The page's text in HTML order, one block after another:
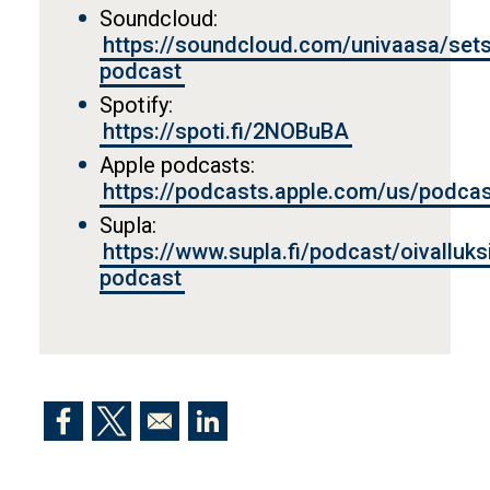
Soundcloud:
https://soundcloud.com/univaasa/
podcast
Spotify:
https://spoti.fi/2NOBuBA
Apple podcasts:
https://podcasts.apple.com/us/
Supla:
https://www.supla.fi/podcast/
podcast
Opens in a new window
Opens in a new windowOpens in a new window